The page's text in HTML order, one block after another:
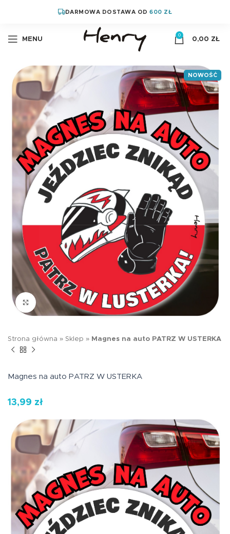
DARMOWA DOSTAWA OD600 ZŁ
MENU
0
0,00 ZŁ
NOWOŚĆ
Kliknij aby powiększyć
Strona główna » Sklep » Magnes na auto PATRZ W USTERKA
Magnes na auto PATRZ W USTERKA
13,99 zł